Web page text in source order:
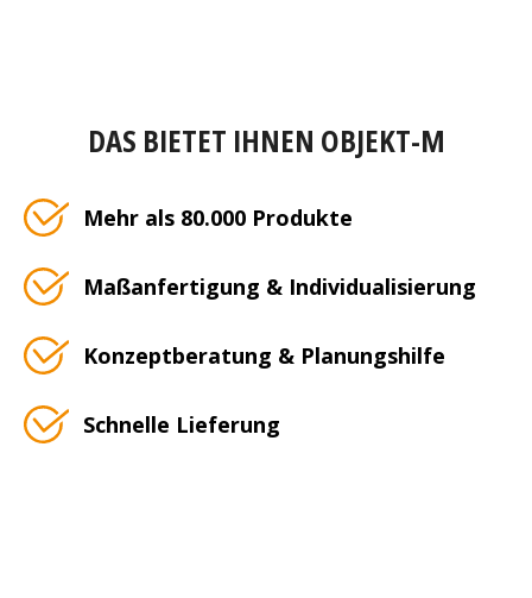
DAS BIETET IHNEN OBJEKT-M
Mehr als 80.000 Produkte
Maßanfertigung & Individualisierung
Konzeptberatung & Planungshilfe
Schnelle Lieferung